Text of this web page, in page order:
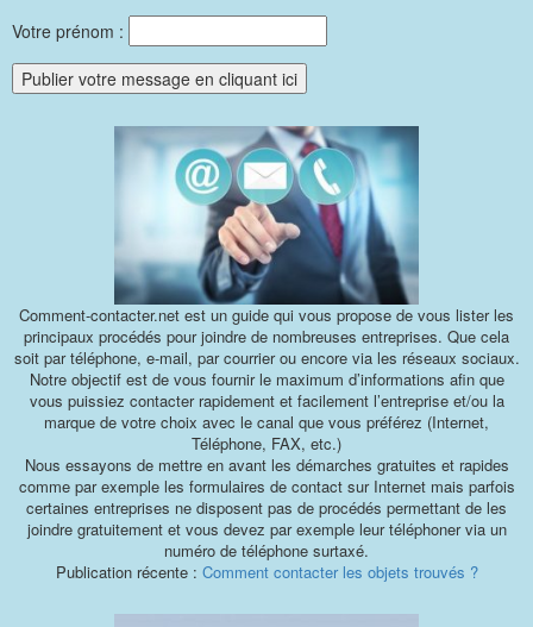
Votre prénom :
Comment-contacter.net est un guide qui vous propose de vous lister les
principaux procédés pour joindre de nombreuses entreprises. Que cela
soit par téléphone, e-mail, par courrier ou encore via les réseaux sociaux.
Notre objectif est de vous fournir le maximum d’informations afin que
vous puissiez contacter rapidement et facilement l’entreprise et/ou la
marque de votre choix avec le canal que vous préférez (Internet,
Téléphone, FAX, etc.)
Nous essayons de mettre en avant les démarches gratuites et rapides
comme par exemple les formulaires de contact sur Internet mais parfois
certaines entreprises ne disposent pas de procédés permettant de les
joindre gratuitement et vous devez par exemple leur téléphoner via un
numéro de téléphone surtaxé.
Publication récente : Comment contacter les objets trouvés ?